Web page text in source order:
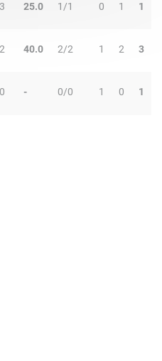
25.0 1/1 0 1 1
40.0 2/2 1 2 3
- 0/0 1 0 1